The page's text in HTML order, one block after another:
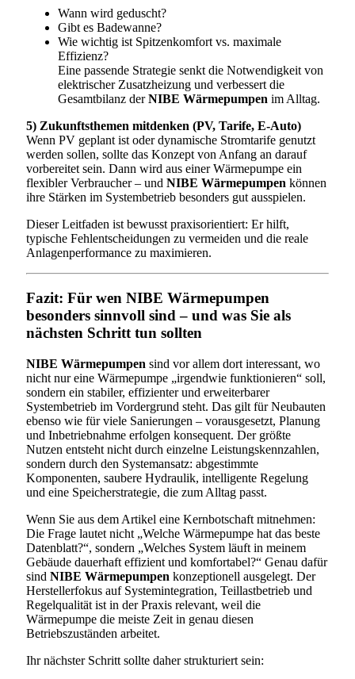
Wann wird geduscht?
Gibt es Badewanne?
Wie wichtig ist Spitzenkomfort vs. maximale
Effizienz?
Eine passende Strategie senkt die Notwendigkeit von
elektrischer Zusatzheizung und verbessert die
Gesamtbilanz derNIBE Wärmepumpen im Alltag.
5) Zukunftsthemen mitdenken (PV, Tarife, E-Auto)
Wenn PV geplant ist oder dynamische Stromtarife genutzt
werden sollen, sollte das Konzept von Anfang an darauf
vorbereitet sein. Dann wird aus einer Wärmepumpe ein
flexibler Verbraucher – und NIBE Wärmepumpen können
ihre Stärken im Systembetrieb besonders gut ausspielen.
Dieser Leitfaden ist bewusst praxisorientiert: Er hilft,
typische Fehlentscheidungen zu vermeiden und die reale
Anlagenperformance zu maximieren.
Fazit: Für wen NIBE Wärmepumpen
besonders sinnvoll sind – und was Sie als
nächsten Schritt tun sollten
NIBE Wärmepumpen sind vor allem dort interessant, wo
nicht nur eine Wärmepumpe „irgendwie funktionieren“ soll,
sondern ein stabiler, effizienter und erweiterbarer
Systembetrieb im Vordergrund steht. Das gilt für Neubauten
ebenso wie für viele Sanierungen – vorausgesetzt, Planung
und Inbetriebnahme erfolgen konsequent. Der größte
Nutzen entsteht nicht durch einzelne Leistungskennzahlen,
sondern durch den Systemansatz: abgestimmte
Komponenten, saubere Hydraulik, intelligente Regelung
und eine Speicherstrategie, die zum Alltag passt.
Wenn Sie aus dem Artikel eine Kernbotschaft mitnehmen:
Die Frage lautet nicht „Welche Wärmepumpe hat das beste
Datenblatt?“, sondern „Welches System läuft in meinem
Gebäude dauerhaft effizient und komfortabel?“ Genau dafür
sind NIBE Wärmepumpen konzeptionell ausgelegt. Der
Herstellerfokus auf Systemintegration, Teillastbetrieb und
Regelqualität ist in der Praxis relevant, weil die
Wärmepumpe die meiste Zeit in genau diesen
Betriebszuständen arbeitet.
Ihr nächster Schritt sollte daher strukturiert sein: